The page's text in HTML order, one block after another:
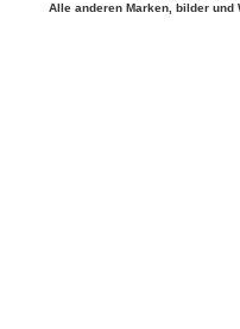
Alle anderen Marken, bilder und